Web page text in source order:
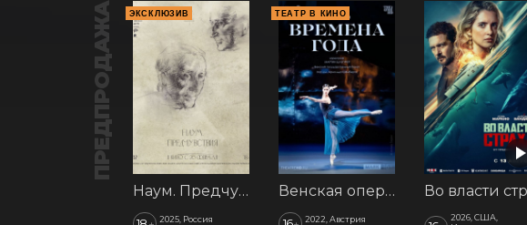
ПРЕДПРОДАЖА ЭКСКЛЮЗИВ
Наум. Предчувствия
2025, Россия
ТЕАТР В КИНО
Венская опера: Времена года
2022, Австрия
2026, США,